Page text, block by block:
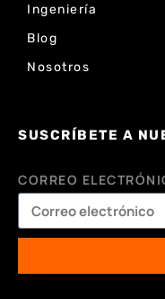
Ingeniería
Blog
Nosotros
SUSCRÍBETE A
CORREO